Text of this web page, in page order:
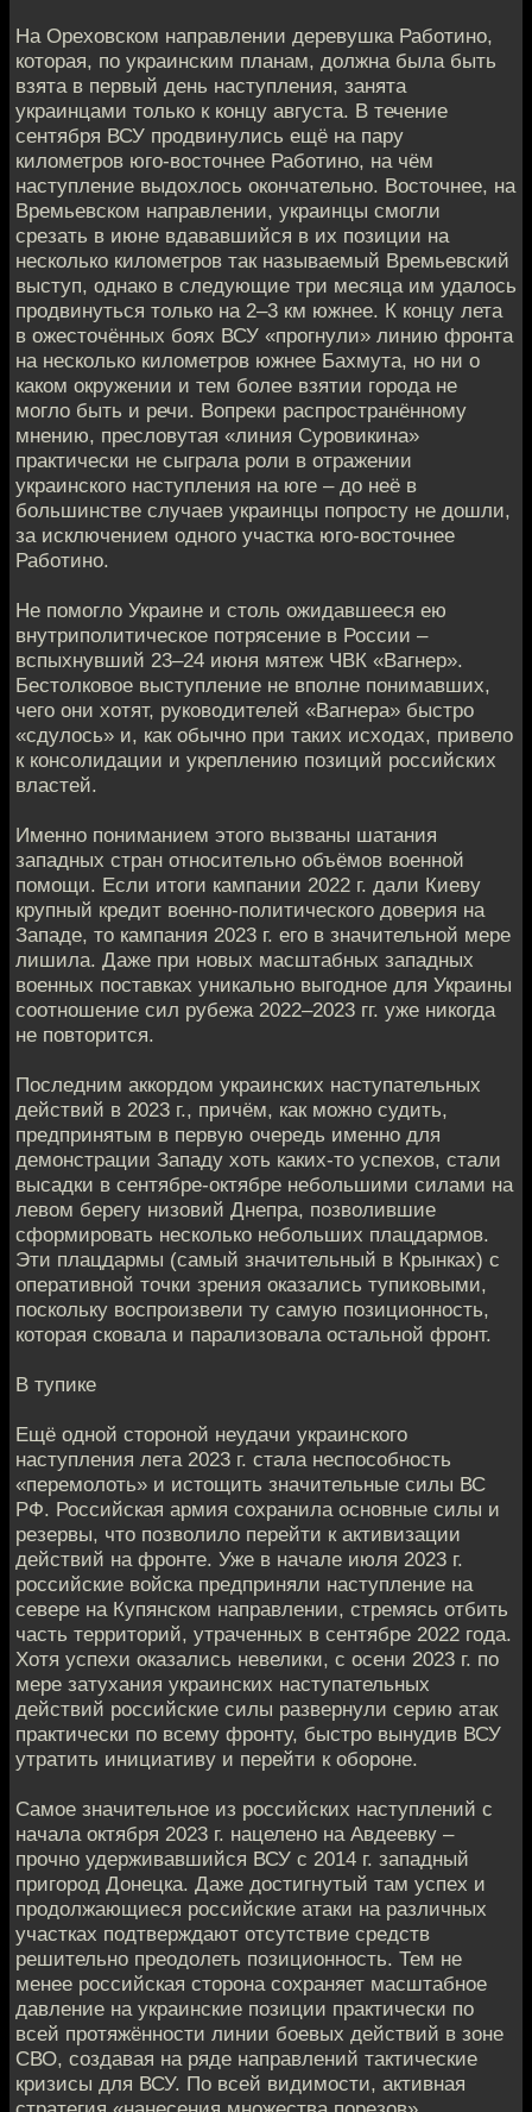
На Ореховском направлении деревушка Работино,
которая, по украинским планам, должна была быть
взята в первый день наступления, занята
украинцами только к концу августа. В течение
сентября ВСУ продвинулись ещё на пару
километров юго-восточнее Работино, на чём
наступление выдохлось окончательно. Восточнее, на
Времьевском направлении, украинцы смогли
срезать в июне вдававшийся в их позиции на
несколько километров так называемый Времьевский
выступ, однако в следующие три месяца им удалось
продвинуться только на 2–3 км южнее. К концу лета
в ожесточённых боях ВСУ «прогнули» линию фронта
на несколько километров южнее Бахмута, но ни о
каком окружении и тем более взятии города не
могло быть и речи. Вопреки распространённому
мнению, пресловутая «линия Суровикина»
практически не сыграла роли в отражении
украинского наступления на юге – до неё в
большинстве случаев украинцы попросту не дошли,
за исключением одного участка юго-восточнее
Работино.
Не помогло Украине и столь ожидавшееся ею
внутриполитическое потрясение в России –
вспыхнувший 23–24 июня мятеж ЧВК «Вагнер».
Бестолковое выступление не вполне понимавших,
чего они хотят, руководителей «Вагнера» быстро
«сдулось» и, как обычно при таких исходах, привело
к консолидации и укреплению позиций российских
властей.
Именно пониманием этого вызваны шатания
западных стран относительно объёмов военной
помощи. Если итоги кампании 2022 г. дали Киеву
крупный кредит военно-политического доверия на
Западе, то кампания 2023 г. его в значительной мере
лишила. Даже при новых масштабных западных
военных поставках уникально выгодное для Украины
соотношение сил рубежа 2022–2023 гг. уже никогда
не повторится.
Последним аккордом украинских наступательных
действий в 2023 г., причём, как можно судить,
предпринятым в первую очередь именно для
демонстрации Западу хоть каких-то успехов, стали
высадки в сентябре-октябре небольшими силами на
левом берегу низовий Днепра, позволившие
сформировать несколько небольших плацдармов.
Эти плацдармы (самый значительный в Крынках) с
оперативной точки зрения оказались тупиковыми,
поскольку воспроизвели ту самую позиционность,
которая сковала и парализовала остальной фронт.
В тупике
Ещё одной стороной неудачи украинского
наступления лета 2023 г. стала неспособность
«перемолоть» и истощить значительные силы ВС
РФ. Российская армия сохранила основные силы и
резервы, что позволило перейти к активизации
действий на фронте. Уже в начале июля 2023 г.
российские войска предприняли наступление на
севере на Купянском направлении, стремясь отбить
часть территорий, утраченных в сентябре 2022 года.
Хотя успехи оказались невелики, с осени 2023 г. по
мере затухания украинских наступательных
действий российские силы развернули серию атак
практически по всему фронту, быстро вынудив ВСУ
утратить инициативу и перейти к обороне.
Самое значительное из российских наступлений с
начала октября 2023 г. нацелено на Авдеевку –
прочно удерживавшийся ВСУ с 2014 г. западный
пригород Донецка. Даже достигнутый там успех и
продолжающиеся российские атаки на различных
участках подтверждают отсутствие средств
решительно преодолеть позиционность. Тем не
менее российская сторона сохраняет масштабное
давление на украинские позиции практически по
всей протяжённости линии боевых действий в зоне
СВО, создавая на ряде направлений тактические
кризисы для ВСУ. По всей видимости, активная